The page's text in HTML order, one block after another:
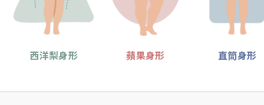
西洋梨身形 蘋果身形 直筒身形